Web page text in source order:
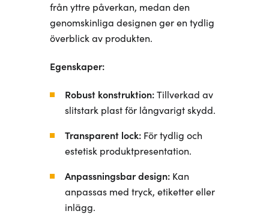
från yttre påverkan, medan den
genomskinliga designen ger en tydlig
överblick av produkten.
Egenskaper:
Robust konstruktion:Tillverkad av
slitstark plast för långvarigt skydd.
Transparent lock:För tydlig och
estetisk produktpresentation.
Anpassningsbar design:Kan
anpassas med tryck, etiketter eller
inlägg.